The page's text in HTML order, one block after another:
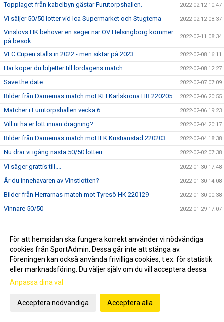
Topplaget från kabelbyn gästar Furutorpshallen. 2022-02-12 10:47
Vi säljer 50/50 lotter vid Ica Supermarket och Stugtema 2022-02-12 08:37
Vinslövs HK behöver en seger när OV Helsingborg kommer
på besök.
2022-02-11 08:34
VFC Cupen ställs in 2022 - men siktar på 2023 2022-02-08 16:11
Här köper du biljetter till lördagens match 2022-02-08 12:27
Save the date 2022-02-07 07:09
Bilder från Damernas match mot KFI Karlskrona HB 220205 2022-02-06 20:55
Matcher i Furutorpshallen vecka 6 2022-02-06 19:23
Vill ni ha er lott innan dragning? 2022-02-04 20:17
Bilder från Damernas match mot IFK Kristianstad 220203 2022-02-04 18:38
Nu drar vi igång nästa 50/50 lotteri. 2022-02-02 07:38
Vi säger grattis till.... 2022-01-30 17:48
Är du innehavaren av Vinstlotten? 2022-01-30 14:08
Bilder från Herrarnas match mot Tyresö HK 220129 2022-01-30 00:38
Vinnare 50/50 2022-01-29 17:07
Ännu en fyrapoängsmatch för VHK mot Tyresö. 2022-01-28 08:56
Viktig info om VFC Cupen 2022 2022-01-25 09:17
Matcher i Furutorpshallen vecka 4 2022-01-24 18:03
Bilder från Damernas match mot HF Eslövstjejerna 220121
Nu drar nästa 50/50 lotteri igång
För att hemsidan ska fungera korrekt använder vi nödvändiga
cookies från SportAdmin. Dessa går inte att stänga av.
Föreningen kan också använda frivilliga cookies, t.ex. för statistik
eller marknadsföring. Du väljer själv om du vill acceptera dessa.
Anpassa dina val
Acceptera nödvändiga Acceptera alla